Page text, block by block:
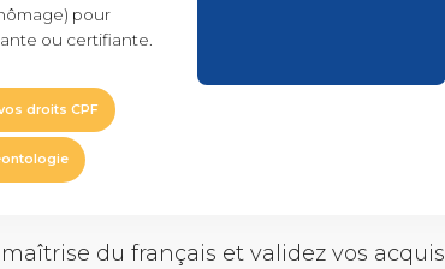
pour
ou certifiante.
droits CPF
du français et validez vos acquis